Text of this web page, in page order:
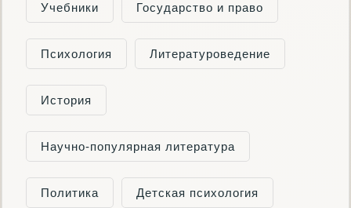
Учебники Государство и право
Психология Литературоведение
История
Научно-популярная литература
Политика Детская психология